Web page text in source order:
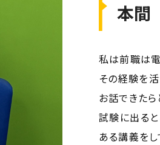
本間
私は前職は
その経験を
お話できたら
試験に出る
ある講義をし